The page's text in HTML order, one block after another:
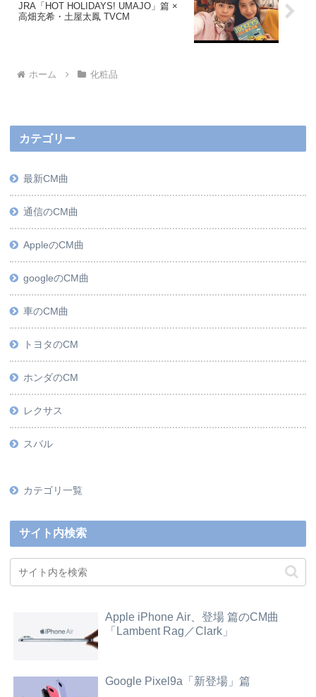
JRA「HOT HOLIDAYS! UMAJO」篇 ×
高畑充希・土屋太鳳 TVCM
ホーム 化粧品
カテゴリー
最新CM曲
通信のCM曲
AppleのCM曲
googleのCM曲
車のCM曲
トヨタのCM
ホンダのCM
レクサス
スバル
カテゴリ一覧
サイト内検索
Apple iPhone Air、登場 篇のCM曲
「Lambent Rag／Clark」
Google Pixel9a「新登場」篇